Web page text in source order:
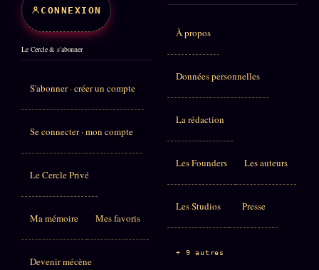
CONNEXION
Le Cercle & s'abonner
S'abonner · créer un compte
Se connecter · mon compte
Le Cercle Privé
Ma mémoire Mes favoris
Devenir mécène
À propos
Données personnelles
La rédaction
Les Founders Les auteurs
Les Studios Presse
+ 9 autres